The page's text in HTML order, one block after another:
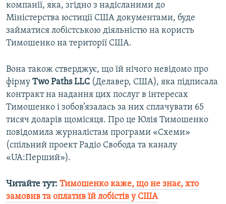
компанії, яка, згідно з надісланими до
Міністерства юстиції США документами, буде
займатися лобістською діяльністю на користь
Тимошенко на території США.
Вона також стверджує, що їй нічого невідомо про
фірму Two Paths LLC (Делавер, США), яка підписала
контракт на надання цих послуг в інтересах
Тимошенко і зобов’язалась за них сплачувати 65
тисяч доларів щомісяця. Про це Юлія Тимошенко
повідомила журналістам програми «Схеми»
(спільний проект Радіо Свобода та каналу
«UA:Перший»).
Читайте тут: Тимошенко каже, що не знає, хто
замовив та оплатив їй лобістів у США